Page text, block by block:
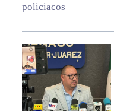
policiacos